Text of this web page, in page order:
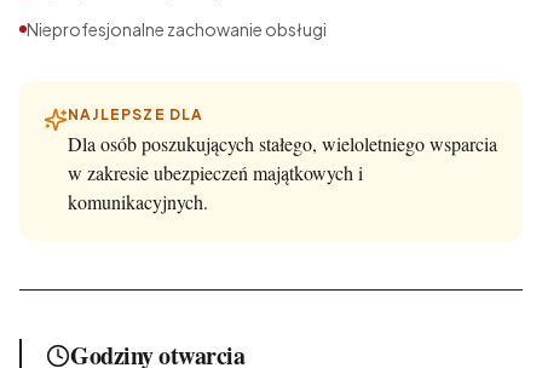
Nieprofesjonalne zachowanie obsługi
NAJLEPSZE DLA
Dla osób poszukujących stałego, wieloletniego wsparcia
w zakresie ubezpieczeń majątkowych i
komunikacyjnych.
Godziny otwarcia